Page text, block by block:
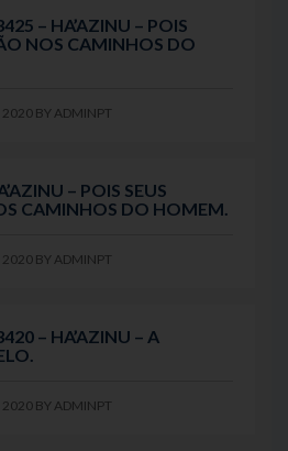
– HA’AZINU – POIS
NOS CAMINHOS DO
2020 BY ADMINPT
– POIS SEUS
CAMINHOS DO HOMEM.
2020 BY ADMINPT
– HA’AZINU – A
2020 BY ADMINPT